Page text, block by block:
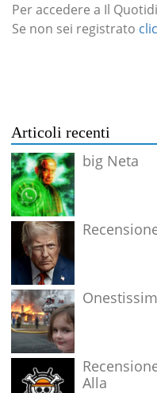
Per accedere a Il
Se non sei registrato
Articoli recenti
big Neta
Alla